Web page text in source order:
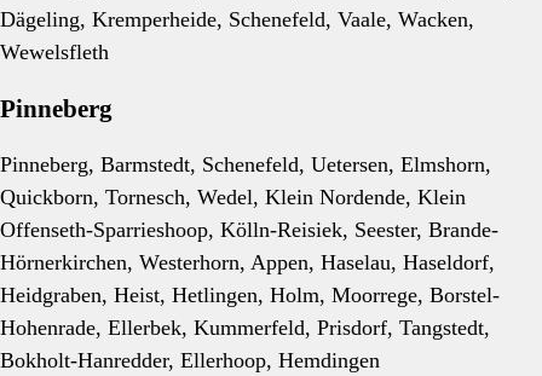
Dägeling, Kremperheide, Schenefeld, Vaale, Wacken,
Wewelsfleth
Pinneberg
Pinneberg, Barmstedt, Schenefeld, Uetersen, Elmshorn,
Quickborn, Tornesch, Wedel, Klein Nordende, Klein
Offenseth-Sparrieshoop, Kölln-Reisiek, Seester, Brande-
Hörnerkirchen, Westerhorn, Appen, Haselau, Haseldorf,
Heidgraben, Heist, Hetlingen, Holm, Moorrege, Borstel-
Hohenrade, Ellerbek, Kummerfeld, Prisdorf, Tangstedt,
Bokholt-Hanredder, Ellerhoop, Hemdingen